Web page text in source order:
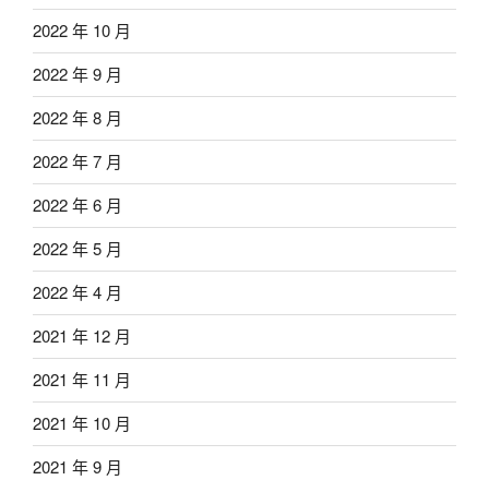
2022 年 10 月
2022 年 9 月
2022 年 8 月
2022 年 7 月
2022 年 6 月
2022 年 5 月
2022 年 4 月
2021 年 12 月
2021 年 11 月
2021 年 10 月
2021 年 9 月